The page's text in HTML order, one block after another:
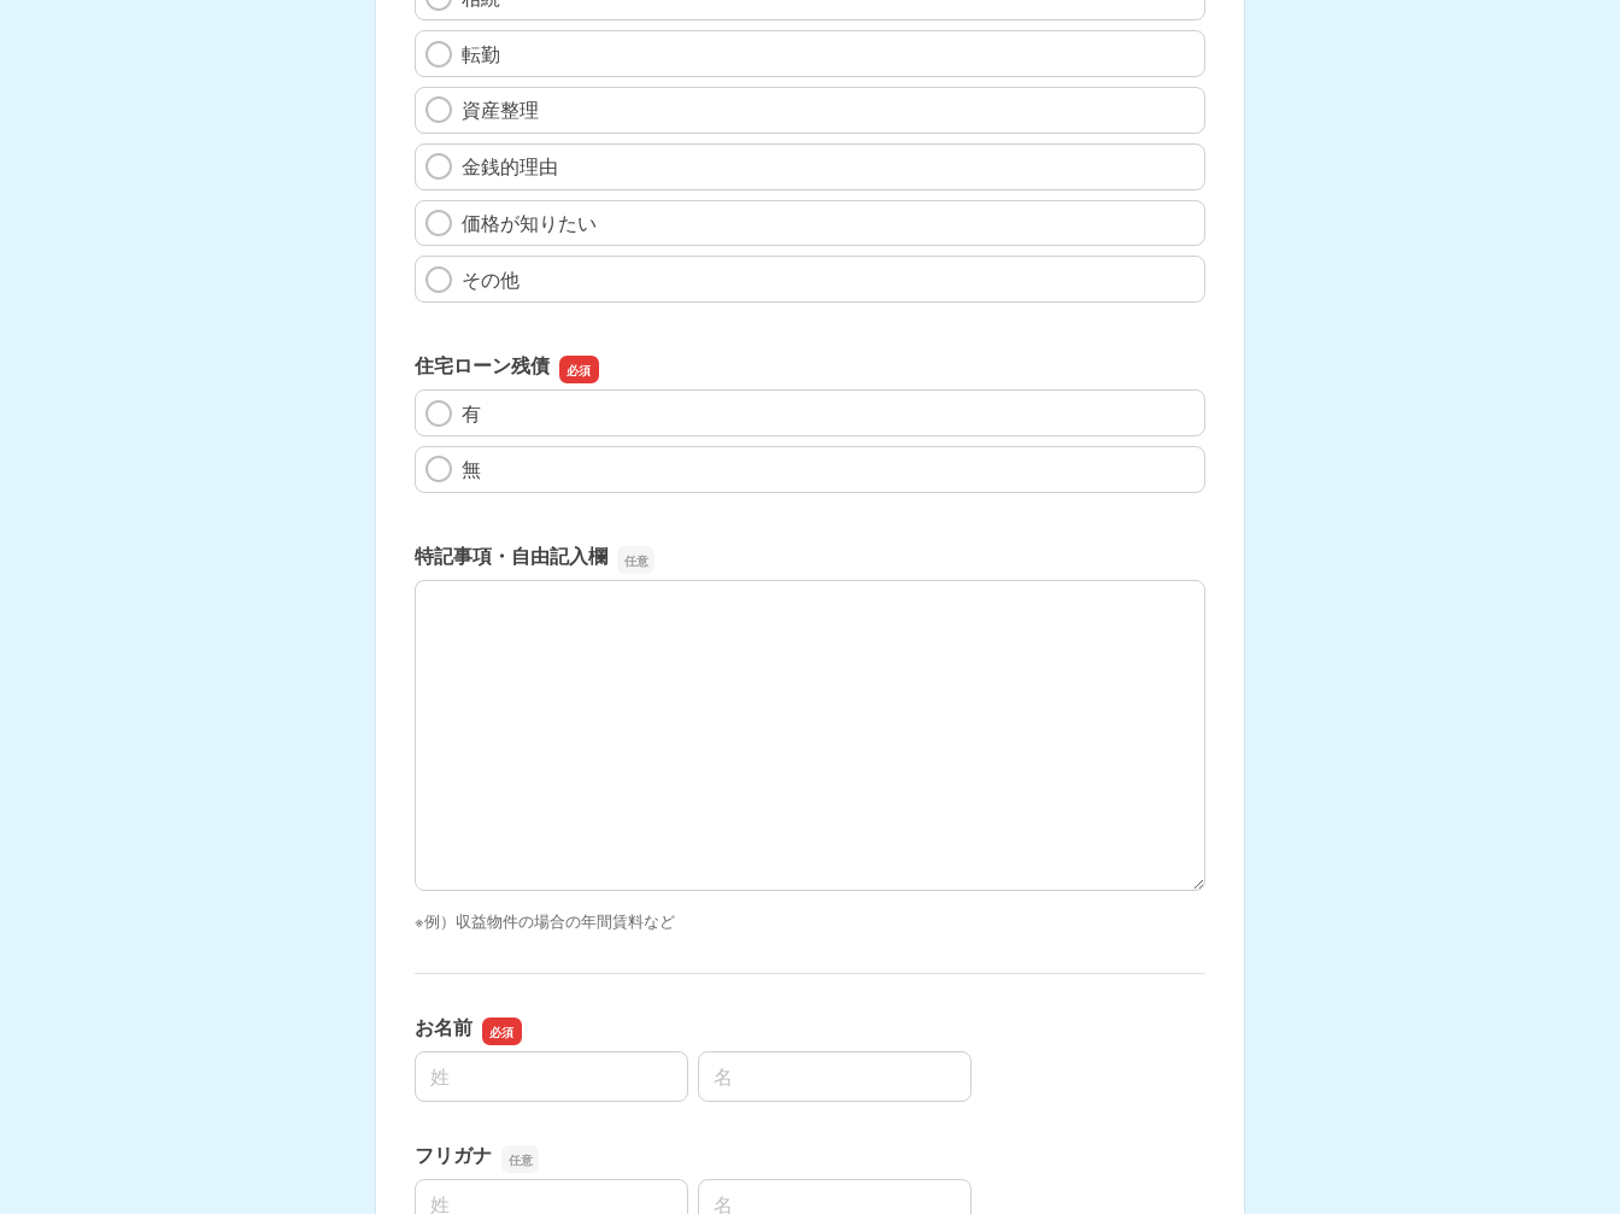
転勤
資産整理
金銭的理由
価格が知りたい
その他
住宅ローン残債
有
無
特記事項・自由記入欄
特記事項・自由記入欄
※例）収益物件の場合の年間賃料など
お名前
名前の姓
名前の名
フリガナ
名前の姓
名前の名